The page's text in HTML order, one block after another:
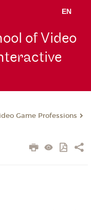
EN
of Video
Game Professions